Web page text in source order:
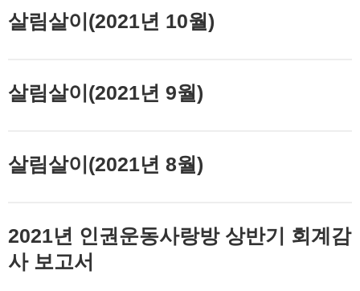
살림살이(2021년 10월)
살림살이(2021년 9월)
살림살이(2021년 8월)
2021년 인권운동사랑방 상반기 회계감
사 보고서